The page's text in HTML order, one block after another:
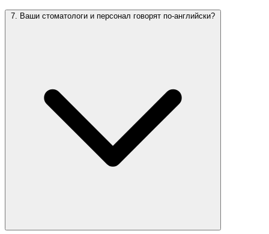
7. Ваши стоматологи и персонал говорят по-английски?